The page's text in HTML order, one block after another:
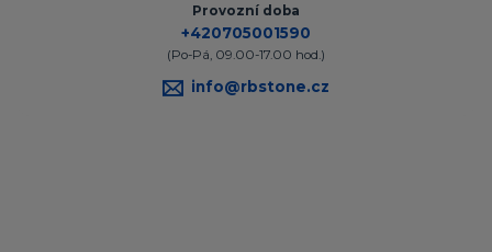
Provozní doba
+420705001590
(Po-Pá, 09.00-17.00 hod.)
info@rbstone.cz